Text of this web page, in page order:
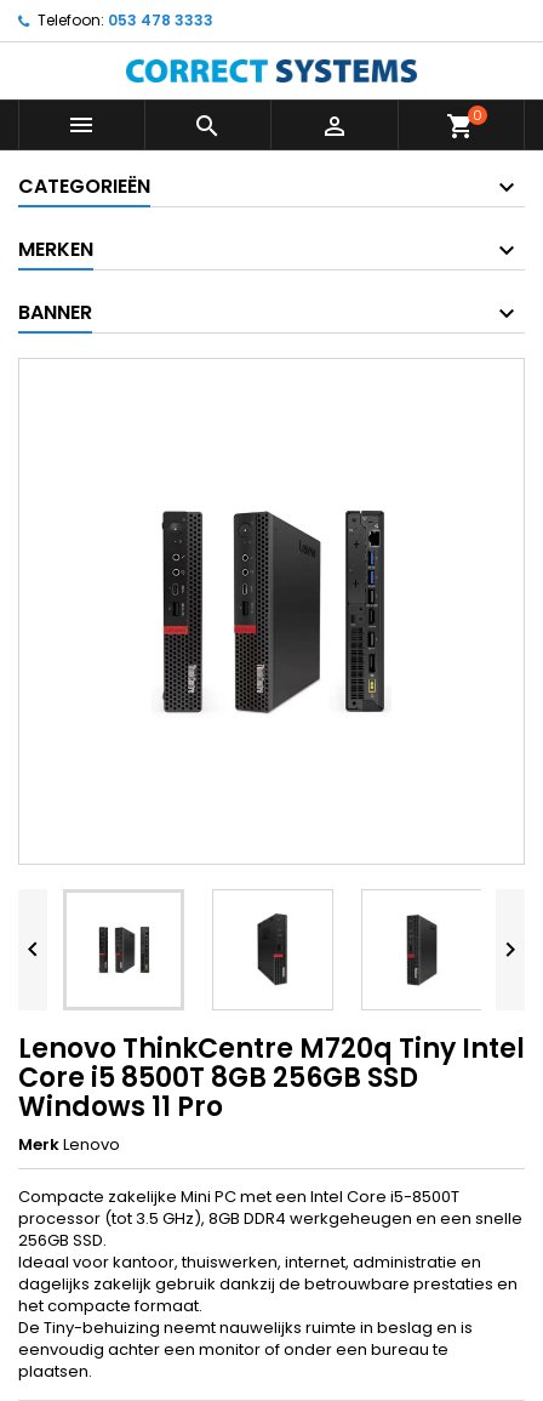
Telefoon: 053 478 3333
   shopping_cart0
CATEGORIEËN
MERKEN
BANNER
 
Lenovo ThinkCentre M720q Tiny Intel
Core i5 8500T 8GB 256GB SSD
Windows 11 Pro
MerkLenovo
Compacte zakelijke Mini PC met een Intel Core i5-8500T
processor (tot 3.5 GHz), 8GB DDR4 werkgeheugen en een snelle
256GB SSD.
Ideaal voor kantoor, thuiswerken, internet, administratie en
dagelijks zakelijk gebruik dankzij de betrouwbare prestaties en
het compacte formaat.
De Tiny-behuizing neemt nauwelijks ruimte in beslag en is
eenvoudig achter een monitor of onder een bureau te
plaatsen.